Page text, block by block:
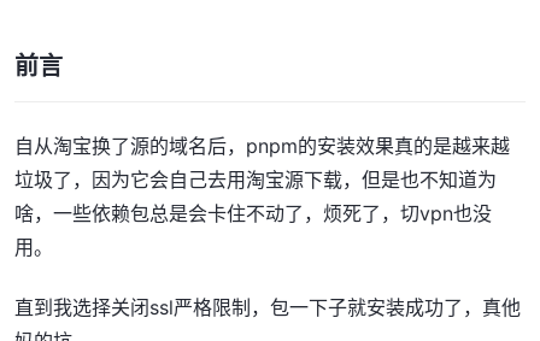
前言
自从淘宝换了源的域名后，pnpm的安装效果真的是越来越
垃圾了，因为它会自己去用淘宝源下载，但是也不知道为
啥，一些依赖包总是会卡住不动了，烦死了，切vpn也没
用。
直到我选择关闭ssl严格限制，包一下子就安装成功了，真他